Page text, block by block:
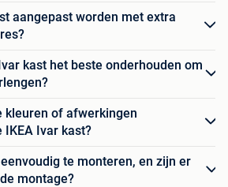
aangepast worden met extra
kast het beste onderhouden om
kleuren of afwerkingen
IKEA Ivar kast?
te monteren, en zijn er
montage?